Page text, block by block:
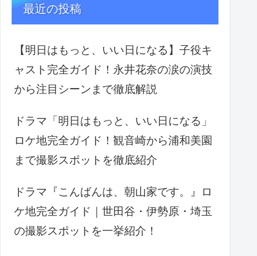
最近の投稿
【明日はもっと、いい日になる】子役キ
ャスト完全ガイド！永井花奈の涙の演技
から注目シーンまで徹底解説
ドラマ「明日はもっと、いい日になる」
ロケ地完全ガイド！観音崎から浦和美園
まで撮影スポットを徹底紹介
ドラマ『こんばんは、朝山家です。』ロ
ケ地完全ガイド｜世田谷・伊勢原・埼玉
の撮影スポットを一挙紹介！